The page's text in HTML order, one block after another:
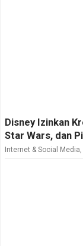
Disney Izinkan
Star Wars, dan
Internet & Social Media,